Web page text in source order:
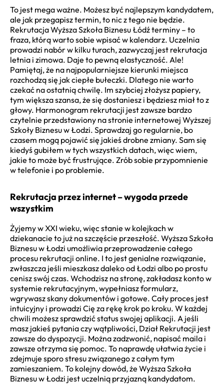
To jest mega ważne. Możesz być najlepszym kandydatem,
ale jak przegapisz termin, to nic z tego nie będzie.
Rekrutacja Wyższa Szkoła Biznesu Łódź terminy – to
fraza, którą warto sobie wpisać w kalendarz. Uczelnia
prowadzi nabór w kilku turach, zazwyczaj jest rekrutacja
letnia i zimowa. Daje to pewną elastyczność. Ale!
Pamiętaj, że na najpopularniejsze kierunki miejsca
rozchodzą się jak ciepłe bułeczki. Dlatego nie warto
czekać na ostatnią chwilę. Im szybciej złożysz papiery,
tym większa szansa, że się dostaniesz i będziesz miał to z
głowy. Harmonogram rekrutacji jest zawsze bardzo
czytelnie przedstawiony na stronie internetowej Wyższej
Szkoły Biznesu w Łodzi. Sprawdzaj go regularnie, bo
czasem mogą pojawić się jakieś drobne zmiany. Sam się
kiedyś gubiłem w tych wszystkich datach, więc wiem,
jakie to może być frustrujące. Zrób sobie przypomnienie
w telefonie i po problemie.
Rekrutacja przez internet – wygoda przede
wszystkim
Żyjemy w XXI wieku, więc stanie w kolejkach w
dziekanacie to już na szczęście przeszłość. Wyższa Szkoła
Biznesu w Łodzi umożliwia przeprowadzenie całego
procesu rekrutacji online. I to jest genialne rozwiązanie,
zwłaszcza jeśli mieszkasz daleko od Łodzi albo po prostu
cenisz swój czas. Wchodzisz na stronę, zakładasz konto w
systemie rekrutacyjnym, wypełniasz formularz,
wgrywasz skany dokumentów i gotowe. Cały proces jest
intuicyjny i prowadzi Cię za rękę krok po kroku. W każdej
chwili możesz sprawdzić status swojej aplikacji. A jeśli
masz jakieś pytania czy wątpliwości, Dział Rekrutacji jest
zawsze do dyspozycji. Można zadzwonić, napisać maila i
zawsze otrzyma się pomoc. To naprawdę ułatwia życie i
zdejmuje sporo stresu związanego z całym tym
zamieszaniem. To kolejny dowód, że Wyższa Szkoła
Biznesu w Łodzi jest uczelnią przyjazną kandydatom.